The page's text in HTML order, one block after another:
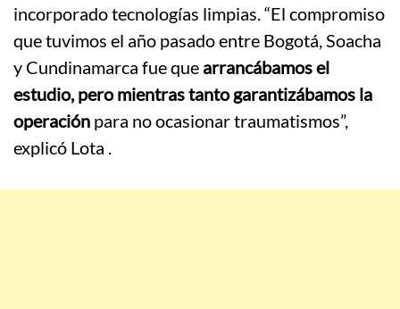
incorporado tecnologías limpias.“El compromiso
que tuvimos el año pasado entre Bogotá, Soacha
y Cundinamarca fue que arrancábamos el
estudio, pero mientras tanto garantizábamos la
operación para no ocasionar traumatismos”,
explicó Lota .​